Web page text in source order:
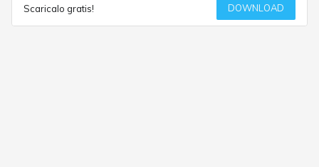
Scaricalo gratis! DOWNLOAD